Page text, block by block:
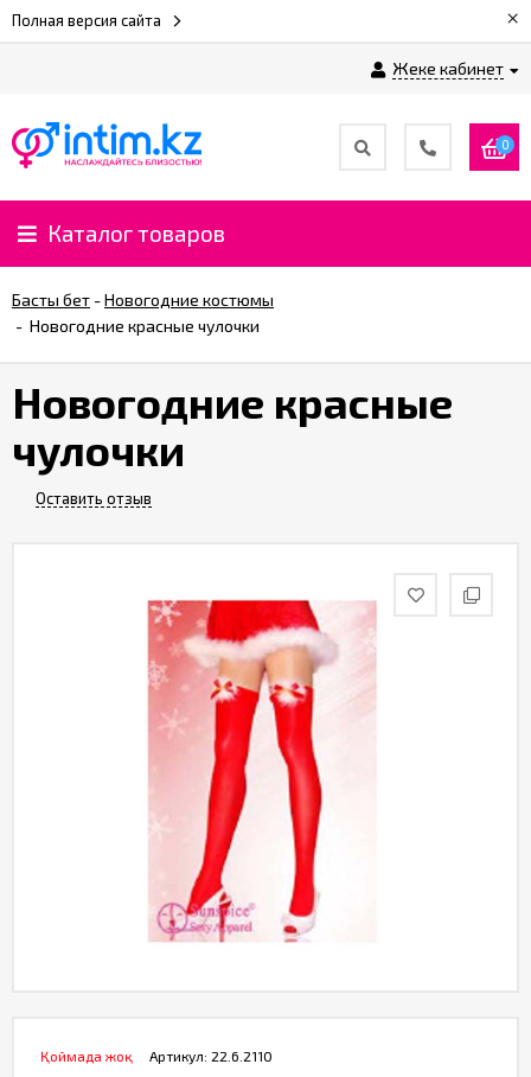
Полная версия сайта ×
Жеке кабинет
0
Каталог товаров
Басты бет -Новогодние костюмы
- Новогодние красные чулочки
Новогодние красные
чулочки
Оставить отзыв
Артикул: 22.6.2110
Қоймада жоқ